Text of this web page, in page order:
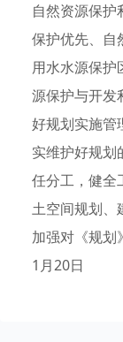
自然资源保
保护优先、自
用水水源保护
源保护与开发
好规划实施管
实维护好规划
任分工，健全
土空间规划、
加强对《规划
1月20日